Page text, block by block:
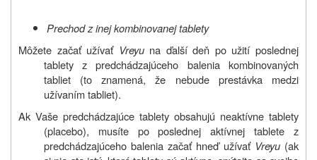
Prechod z inej kombinovanej tablety
Môžete začať užívať Vreyu na ďalší deň po užití poslednej
tablety z predchádzajúceho balenia kombinovaných
tabliet (to znamená, že nebude prestávka medzi
užívaním tabliet).
Ak Vaše predchádzajúce tablety obsahujú neaktívne tablety
(placebo), musíte po poslednej aktívnej tablete z
predchádzajúceho balenia začať hneď užívať Vreyu (ak